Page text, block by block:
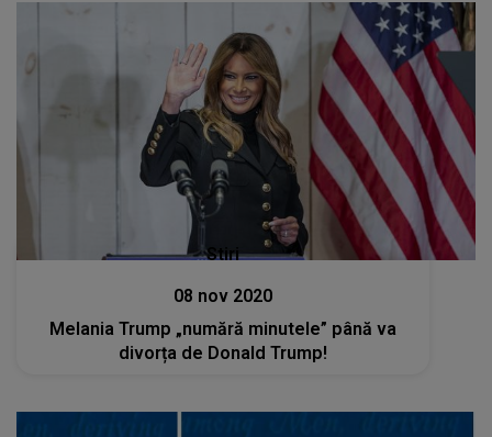
Stiri
08 nov 2020
Melania Trump „numără minutele” până va
divorța de Donald Trump!